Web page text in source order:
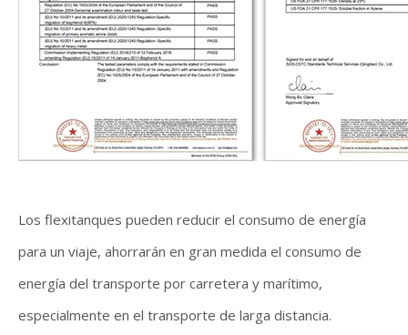
Los flexitanques pueden reducir el consumo de energía
para un viaje, ahorrarán en gran medida el consumo de
energía del transporte por carretera y marítimo,
especialmente en el transporte de larga distancia.